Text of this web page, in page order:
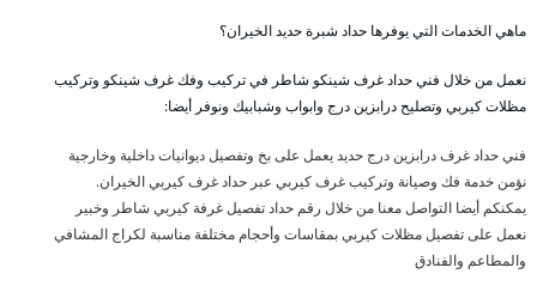
ماهي الخدمات التي يوفرها حداد شبرة حديد الخيران؟
نعمل من خلال فني حداد غرف شينكو شاطر في تركيب وفك غرف شينكو وتركيب
مظلات كيربي وتصليح درابزين درج وابواب وشبابيك ونوفر أيضا:
فني حداد غرف درابزين درج حديد يعمل على بخ وتفصيل ديوانيات داخلية وخارجية
نؤمن خدمة فك وصيانة وتركيب غرف كيربي عبر حداد غرف كيربي الخيران.
يمكنكم أيضا التواصل معنا من خلال رقم حداد تفصيل غرفة كيربي شاطر وخبير
نعمل على تفصيل مظلات كيربي بمقاسات وأحجام مختلفة مناسبة لكراج المشافي
والمطاعم والفنادق